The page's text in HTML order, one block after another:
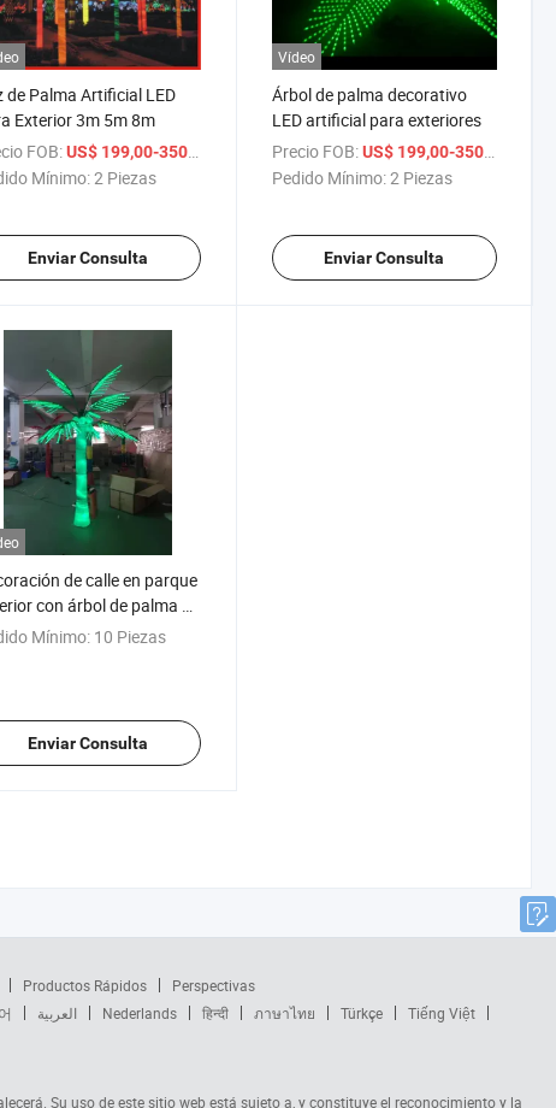
de Palma Artificial LED
Exterior 3m 5m 8m
FOB: US$ 199,00-350,00
Mínimo:2 Piezas
Enviar Consulta
Vídeo
Árbol de palma decorativo
LED artificial para exteriores
Precio FOB: US$ 199,00-350,00
Pedido Mínimo:2 Piezas
Enviar Consulta
de calle en parque
con árbol de palma de
iluminado artificial con
Mínimo: 10 Piezas
Enviar Consulta
Productos Rápidos
Perspectivas
العربية Nederlands हिन्दी ภาษาไทย Türkçe
Tiếng Việt
Su uso de este sitio web está sujeto a, y constituye el reconocimiento y la